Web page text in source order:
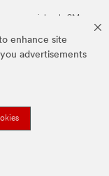
enhance site
advertisements
comerciales de 3M.